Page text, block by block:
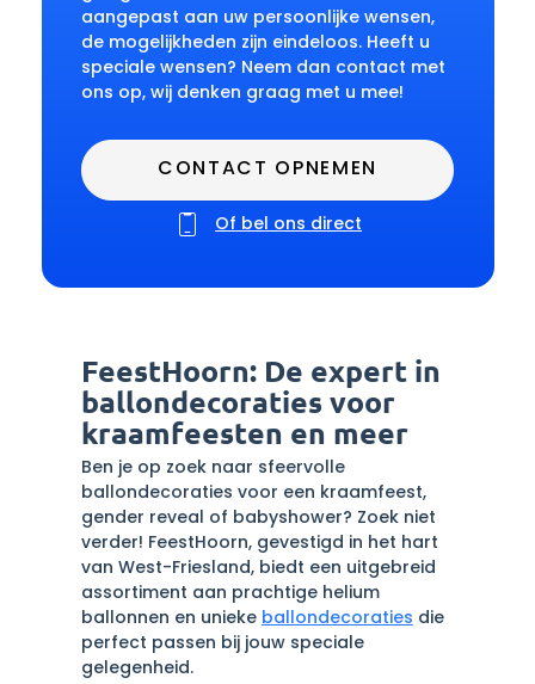
aangepast aan uw persoonlijke wensen,
de mogelijkheden zijn eindeloos. Heeft u
speciale wensen? Neem dan contact met
ons op, wij denken graag met u mee!
CONTACT OPNEMEN
Of bel ons direct
FeestHoorn: De expert in
ballondecoraties voor
kraamfeesten en meer
Ben je op zoek naar sfeervolle
ballondecoraties voor een kraamfeest,
gender reveal of babyshower? Zoek niet
verder! FeestHoorn, gevestigd in het hart
van West-Friesland, biedt een uitgebreid
assortiment aan prachtige helium
ballonnen en unieke ballondecoraties die
perfect passen bij jouw speciale
gelegenheid.